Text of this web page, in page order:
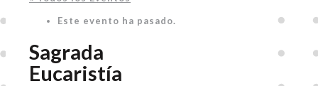
Este evento ha pasado.
Sagrada
Eucaristía